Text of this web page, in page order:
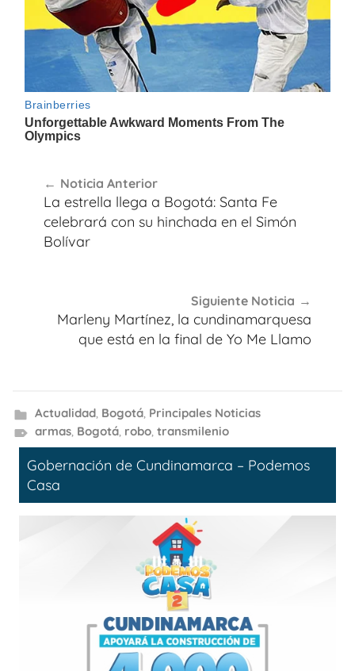
de
entradas
Noticia Anterior
La estrella llega a Bogotá: Santa Fe
celebrará con su hinchada en el Simón
Bolívar
Siguiente Noticia
Marleny Martínez, la cundinamarquesa
que está en la final de Yo Me Llamo
Actualidad, Bogotá, Principales Noticias
armas, Bogotá, robo, transmilenio
Gobernación de Cundinamarca – Podemos
Casa